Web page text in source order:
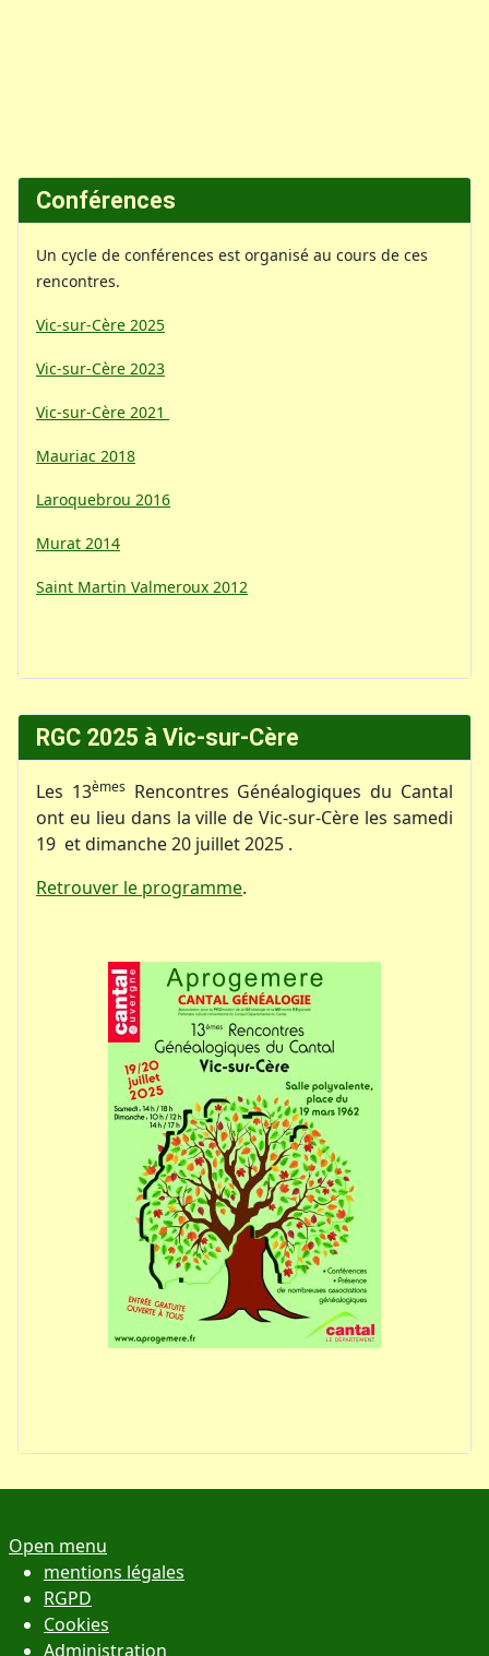
RGC 2025 à Vic-sur-Cère
Les 13èmes Rencontres Généalogiques du Cantal
ont eu lieu dans la ville de Vic-sur-Cère les samedi
19 et dimanche 20 juillet 2025 .
Retrouver le programme.
Conférences
Un cycle de conférences est organisé au cours de ces
rencontres.
Vic-sur-Cère 2025
Vic-sur-Cère 2023
Vic-sur-Cère 2021
Mauriac 2018
Laroquebrou 2016
Murat 2014
Saint Martin Valmeroux 2012
Open menu
mentions légales
RGPD
Cookies
Administration